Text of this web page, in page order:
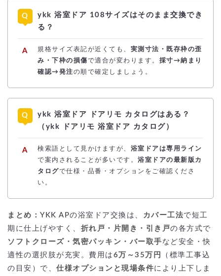
ykk 浴室ドア 108サイズはそのまま交換でき
る？
規格サイズ表記が近くても、 実測寸法・既存枠の歪
み・下枠の損傷で適合が変わります。 採寸→納まり
確認→発注の順で確定しましょう。
ykk 浴室ドア ドアリモ カタログはある？
（ykk ドアリモ 浴室ドア カタログ）
検索語として見かけますが、 浴室ドアは専用ライン
で案内されることが多いです。 浴室ドアの最新版カ
タログで仕様・品番・オプションをご確認くださ
い。
まとめ： YKK APの浴室ドア交換は、 カバー工法で短工
期に仕上げやすく、 折れ戸・片開き・引き戸の各方式で
ソフトクローズ・気密パッキン・バー取手 など安全・快
適性の選択肢が充実。費用は 6万～35万円
（標準工事込
の目安）で、 仕様オプションと現場条件により上下しま